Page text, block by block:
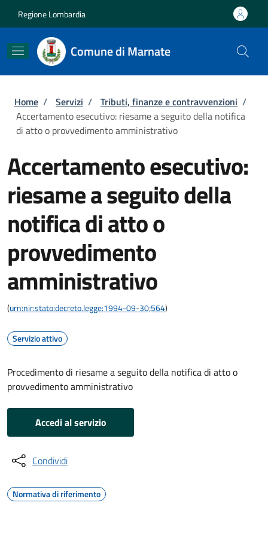
Regione Lombardia
Comune di Marnate
Briciole di pane
Home / Servizi / Tributi, finanze e contravvenzioni /
Accertamento esecutivo: riesame a seguito della notifica
di atto o provvedimento amministrativo
Accertamento esecutivo:
riesame a seguito della
notifica di atto o
provvedimento
amministrativo
(urn:nir:stato:decreto.legge:1994-09-30;564)
Servizio attivo
Procedimento di riesame a seguito della notifica di atto o
provvedimento amministrativo
Accedi al servizio
Condividi
Normativa di riferimento